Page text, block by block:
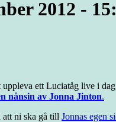
2012 -
ett Luciatåg live i
nånsin av Jonna Jinton.
ni ska gå till Jonnas egen